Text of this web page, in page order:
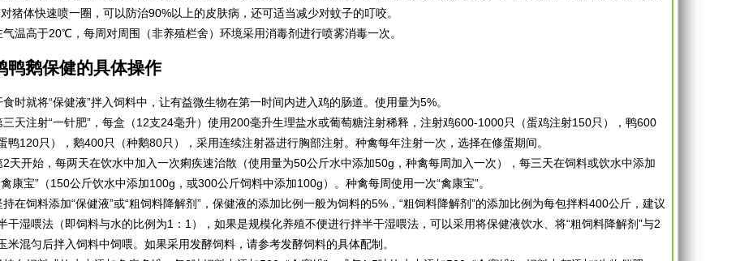
猪体快速喷一圈，可以防治90%以上的皮肤病，还可适当减少对蚊子的叮咬。
气温高于20℃，每周对周围（非养殖栏舍）环境采用消毒剂进行喷雾消毒一次。
鸭鹅保健的具体操作
食时就将“保健液”拌入饲料中，让有益微生物在第一时间内进入鸡的肠道。使用量为5%。
三天注射“一针肥”，每盒（12支24毫升）使用200毫升生理盐水或葡萄糖注射稀释，注射鸡600-1000只（蛋鸡注射150只），鸭600
鸭120只），鹅400只（种鹅80只），采用连续注射器进行胸部注射。种禽每年注射一次，选择在修蛋期间。
2天开始，每两天在饮水中加入一次痢疾速治散（使用量为50公斤水中添加50g，种禽每周加入一次），每三天在饲料或饮水中添加
康宝”（150公斤饮水中添加100g，或300公斤饲料中添加100g）。种禽每周使用一次“禽康宝”。
持在饲料添加“保健液”或“粗饲料降解剂”，保健液的添加比例一般为饲料的5%，“粗饲料降解剂”的添加比例为每包拌料400公斤，建议
干湿喂法（即饲料与水的比例为1：1），如果是规模化养殖不便进行拌半干湿喂法，可以采用将保健液饮水、将“粗饲料降解剂”与2
米混匀后拌入饲料中饲喂。如果采用发酵饲料，请参考发酵饲料的具体配制。